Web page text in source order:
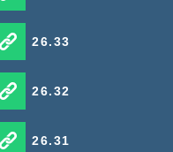
26.33
26.32
26.31